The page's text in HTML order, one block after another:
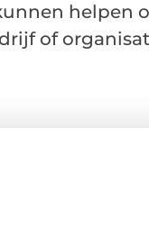
helpen
of